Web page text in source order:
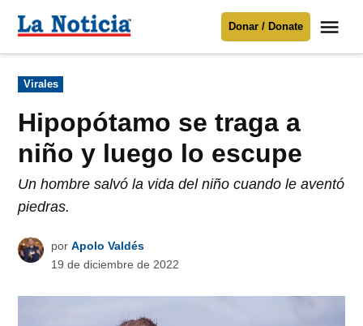
Para mantenerte informado necesitamos
Donar
contenido
Noticia
Donar / Donate
Publicado
en
Virales
Hipopótamo se traga a
niño y luego lo escupe
Un hombre salvó la vida del niño cuando le aventó
piedras.
por Apolo Valdés
19 de diciembre de 2022